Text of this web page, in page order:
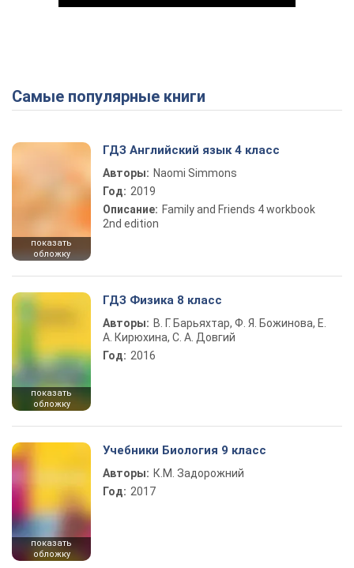
Play Video
Самые популярные книги
показать
обложку
ГДЗ Английский язык 4 класс
Авторы: Naomi Simmons
Год: 2019
Описание: Family and Friends 4 workbook
2nd edition
показать
обложку
ГДЗ Физика 8 класс
Авторы: В. Г. Барьяхтар, Ф. Я. Божинова, Е.
А. Кирюхина, С. А. Довгий
Год: 2016
показать
обложку
Учебники Биология 9 класс
Авторы: К.М. Задорожний
Год: 2017